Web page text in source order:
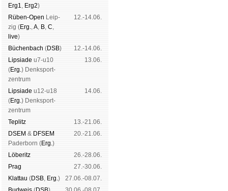
Erg1, Erg2)
Rüben-Open Leip­
zig (Erg.,A, B, C,
live)
12.-14.06.
Büchen­bach (DSB)
12.-14.06.
Lipsiade u7-u10
(Erg.) Denk­sport­
zen­trum
13.06.
Lipsiade u12-u18
(Erg.) Denk­sport­
zen­trum
14.06.
Tep­litz
13.-21.06.
DSEM & DFSEM
Pader­born (Erg.)
20.-21.06.
Lö­be­ritz
26.-28.06.
Prag
27.-30.06.
Klat­tau (DSB, Erg.)
27.06.-08.07.